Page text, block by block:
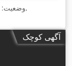
وضعیت:,
آگهی کوچک